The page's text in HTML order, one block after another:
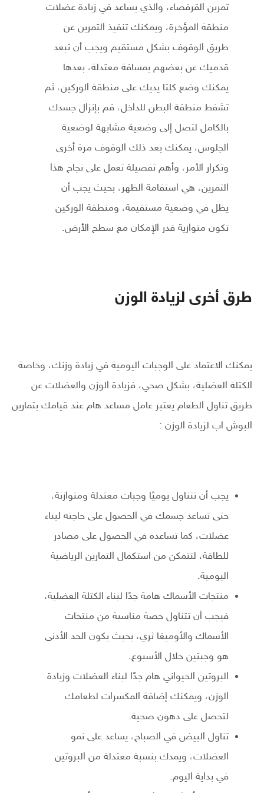
تمرين القرفصاء، والذي يساعد في زيادة عضلات
منطقة المؤخرة، ويمكنك تنفيذ التمرين عن
طريق الوقوف بشكل مستقيم ويجب أن تبعد
قدميك عن بعضهم بمسافة معتدلة، بعدها
يمكنك وضع كلتا يديك على منطقة الوركين، ثم
تشفط منطقة البطن للداخل، قم بإنزال جسدك
بالكامل لتصل إلى وضعية مشابهة لوضعية
الجلوس، يمكنك بعد ذلك الوقوف مرة أخرى
وتكرار الأمر، وأهم تفصيلة تعمل على نجاح هذا
التمرين، هي استقامة الظهر، بحيث يجب أن
يظل في وضعية مستقيمة، ومنطقة الوركين
تكون متوازية قدر الإمكان مع سطح الأرض.
طرق أخرى لزيادة الوزن
يمكنك الاعتماد على الوجبات اليومية في زيادة وزنك، وخاصة
الكتلة العضلية، بشكل صحي، فزيادة الوزن والعضلات عن
طريق تناول الطعام يعتبر عامل مساعد هام عند قيامك بتمارين
البوش اب لزيادة الوزن :
يجب أن تتناول يوميًا وجبات معتدلة ومتوازنة،
حتى تساعد جسمك في الحصول على حاجته لبناء
عضلات، كما تساعده في الحصول على مصادر
للطاقة، لتتمكن من استكمال التمارين الرياضية
اليومية.
منتجات الأسماك هامة جدًا لبناء الكتلة العضلية،
فيجب أن تتناول حصة مناسبة من منتجات
الأسماك والأوميغا ثري، بحيث يكون الحد الأدنى
هو وجبتين خلال الأسبوع.
البروتين الحيواني هام جدًا لبناء العضلات وزيادة
الوزن، ويمكنك إضافة المكسرات لطعامك
لتحصل على دهون صحية.
تناول البيض في الصباح، يساعد على نمو
العضلات، ويمدك بنسبة معتدلة من البروتين
في بداية اليوم.